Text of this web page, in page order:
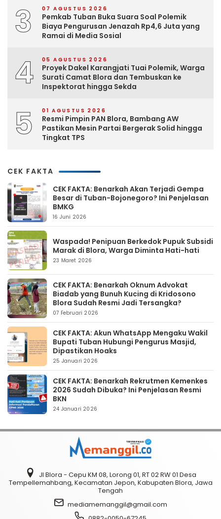
3 07 AGUSTUS 2026
Pemkab Tuban Buka Suara Soal Polemik
Biaya Pengurusan Jenazah Rp4,6 Juta yang
Ramai di Media Sosial
4 05 AGUSTUS 2026
Proyek Dakel Karangjati Tuai Polemik, Warga
Surati Camat Blora dan Tembuskan ke
Inspektorat hingga Sekda
5 01 AGUSTUS 2026
Resmi Pimpin PAN Blora, Bambang AW
Pastikan Mesin Partai Bergerak Solid hingga
Tingkat TPS
CEK FAKTA
CEK FAKTA: Benarkah Akan Terjadi Gempa
Besar di Tuban-Bojonegoro? Ini Penjelasan
BMKG
16 Juni 2026
Waspada! Penipuan Berkedok Pupuk Subsidi
Marak di Blora, Warga Diminta Hati-hati
23 Maret 2026
CEK FAKTA: Benarkah Oknum Advokat
Biadab yang Bunuh Kucing di Kridosono
Blora Sudah Resmi Jadi Tersangka?
07 Februari 2026
CEK FAKTA: Akun WhatsApp Mengaku Wakil
Bupati Tuban Hubungi Pengurus Masjid,
Dipastikan Hoaks
25 Januari 2026
CEK FAKTA: Benarkah Rekrutmen Kemenkes
2026 Sudah Dibuka? Ini Penjelasan Resmi
BKN
24 Januari 2026
Jl Blora - Cepu KM 08, Lorong 01, RT 02 RW 01 Desa
Tempellemahbang, Kecamatan Jepon, Kabupaten Blora, Jawa
Tengah
mediamemanggil@gmail.com